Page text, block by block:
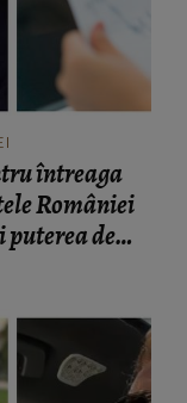
întreaga
României
de